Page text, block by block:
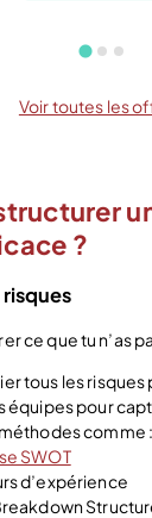
Voir toutes les
?
ce que tu n’as
tous les
équipes pour
comme :
SWOT
d’expérience